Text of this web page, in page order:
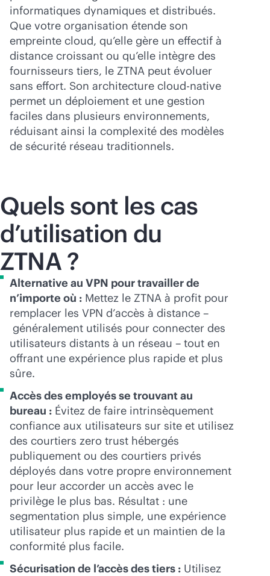
informatiques dynamiques et distribués.
Que votre organisation étende son
empreinte cloud, qu’elle gère un effectif à
distance croissant ou qu’elle intègre des
fournisseurs tiers, le ZTNA peut évoluer
sans effort. Son architecture cloud-native
permet un déploiement et une gestion
faciles dans plusieurs environnements,
réduisant ainsi la complexité des modèles
de sécurité réseau traditionnels.
Quels sont les cas
d’utilisation du
ZTNA ?
Alternative au VPN pour travailler de
n’importe où : Mettez le ZTNA à profit pour
remplacer les VPN d’accès à distance –
généralement utilisés pour connecter des
utilisateurs distants à un réseau – tout en
offrant une expérience plus rapide et plus
sûre.
Accès des employés se trouvant au
bureau : Évitez de faire intrinsèquement
confiance aux utilisateurs sur site et utilisez
des courtiers zero trust hébergés
publiquement ou des courtiers privés
déployés dans votre propre environnement
pour leur accorder un accès avec le
privilège le plus bas. Résultat : une
segmentation plus simple, une expérience
utilisateur plus rapide et un maintien de la
conformité plus facile.
Sécurisation de l’accès des tiers : Utilisez